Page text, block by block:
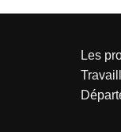
Les